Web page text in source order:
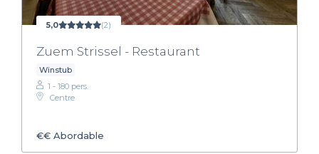
5,0 (2)
Zuem Strissel - Restaurant
Winstub
1 - 180 pers.
Centre
€€ Abordable